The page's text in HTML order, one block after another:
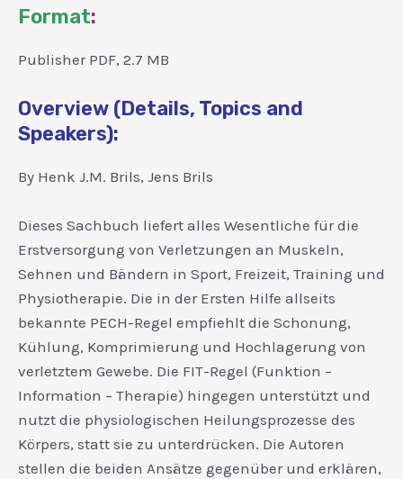
Format:
Publisher PDF, 2.7 MB
Overview (Details, Topics and
Speakers):
By Henk J.M. Brils, Jens Brils
Dieses Sachbuch liefert alles Wesentliche für die
Erstversorgung von Verletzungen an Muskeln,
Sehnen und Bändern in Sport, Freizeit, Training und
Physiotherapie. Die in der Ersten Hilfe allseits
bekannte PECH-Regel empfiehlt die Schonung,
Kühlung, Komprimierung und Hochlagerung von
verletztem Gewebe. Die FIT-Regel (Funktion –
Information – Therapie) hingegen unterstützt und
nutzt die physiologischen Heilungsprozesse des
Körpers, statt sie zu unterdrücken. Die Autoren
stellen die beiden Ansätze gegenüber und erklären,